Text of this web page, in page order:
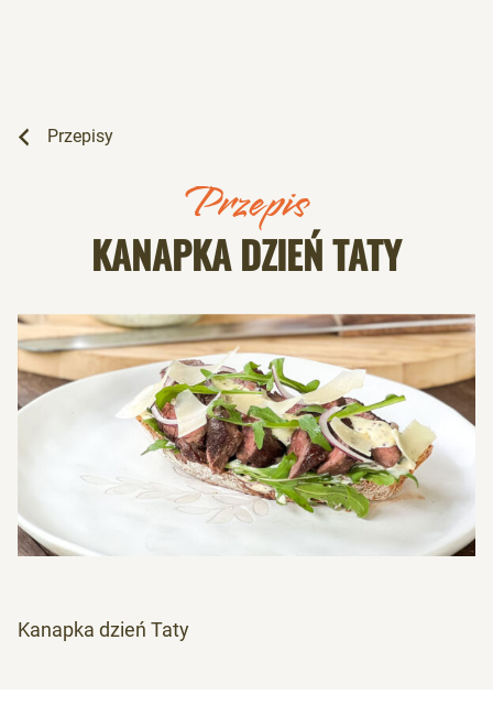
Przepisy
Przepis
KANAPKA DZIEŃ TATY
Kanapka dzień Taty